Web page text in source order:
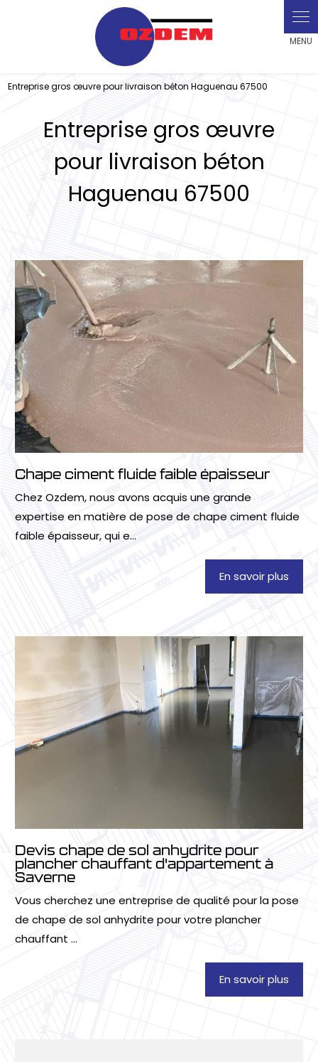
Entreprise gros œuvre pour livraison béton Haguenau 67500
Entreprise gros œuvre
pour livraison béton
Haguenau 67500
Chape ciment fluide faible épaisseur
Chez Ozdem, nous avons acquis une grande
expertise en matière de pose de chape ciment fluide
faible épaisseur, qui e...
En savoir plus
Devis chape de sol anhydrite pour
plancher chauffant d'appartement à
Saverne
Vous cherchez une entreprise de qualité pour la pose
de chape de sol anhydrite pour votre plancher
chauffant ...
En savoir plus
Panneau de gestion des cookies